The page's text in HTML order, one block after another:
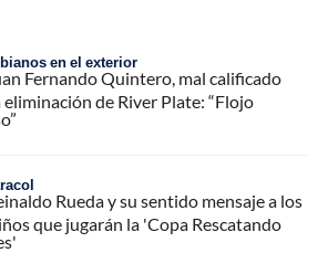
en el exterior
Fernando Quintero, mal calificado
eliminación de River Plate: “Flojo
Rueda y su sentido mensaje a los
que jugarán la 'Copa Rescatando